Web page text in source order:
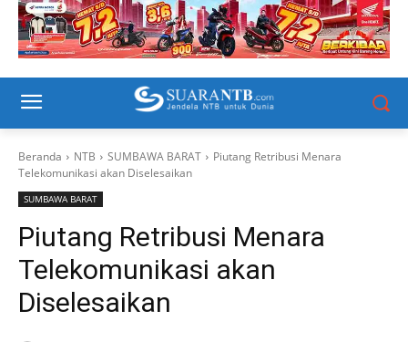
Beranda NTB SUMBAWA BARAT
Piutang Retribusi Menara
Telekomunikasi akan Diselesaikan
SUMBAWA BARAT
Piutang Retribusi Menara
Telekomunikasi akan
Diselesaikan